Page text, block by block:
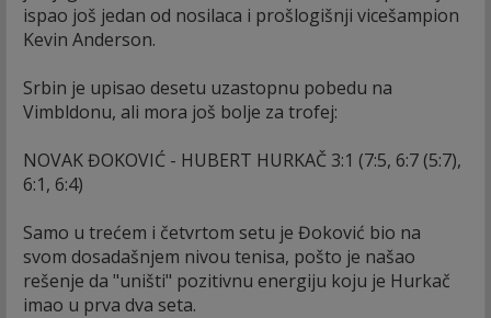
ispao još jedan od nosilaca i prošlogišnji vicešampion
Kevin Anderson.
Srbin je upisao desetu uzastopnu pobedu na
Vimbldonu, ali mora još bolje za trofej:
NOVAK ĐOKOVIĆ - HUBERT HURKAČ 3:1 (7:5, 6:7 (5:7),
6:1, 6:4)
Samo u trećem i četvrtom setu je Đoković bio na
svom dosadašnjem nivou tenisa, pošto je našao
rešenje da "uništi" pozitivnu energiju koju je Hurkač
imao u prva dva seta.